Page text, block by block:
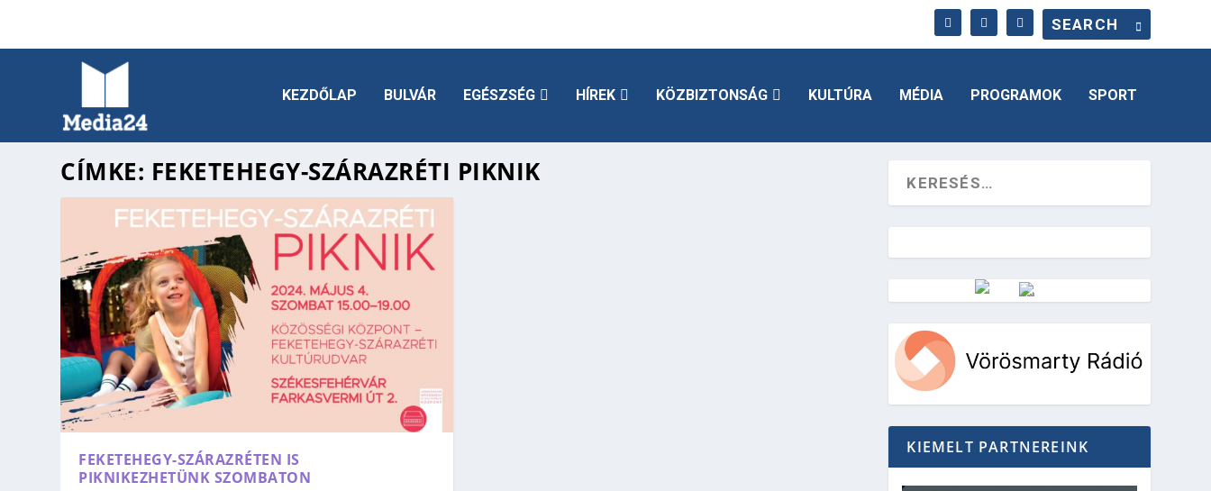
KEZDŐLAP BULVÁR EGÉSZSÉG HÍREK KÖZBIZTONSÁG KULTÚRA MÉDIA PROGRAMOK SPORT
CÍMKE: FEKETEHEGY-SZÁRAZRÉTI PIKNIK
FEKETEHEGY-SZÁRAZRÉTEN IS
PIKNIKEZHETÜNK SZOMBATON
Vörösmarty Rádió
KIEMELT PARTNEREINK